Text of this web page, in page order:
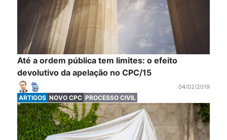
Até a ordem pública tem limites: o efeito
devolutivo da apelação no CPC/15
04/02/2019
ARTIGOS NOVO CPC PROCESSO CIVIL